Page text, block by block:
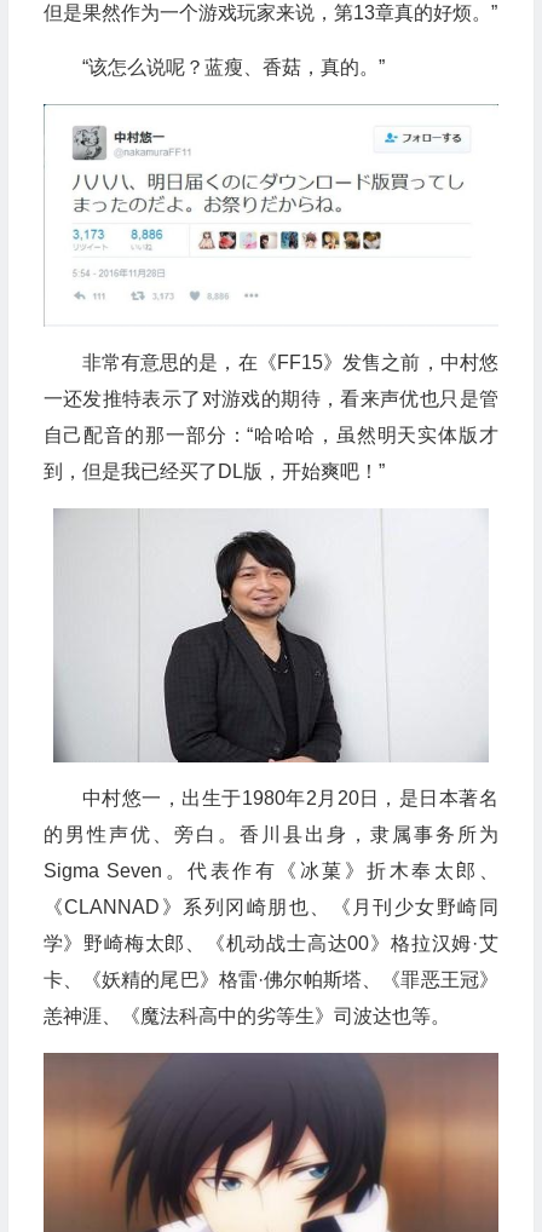
但是果然作为一个游戏玩家来说，第13章真的好烦。”
“该怎么说呢？蓝瘦、香菇，真的。”
非常有意思的是，在《FF15》发售之前，中村悠
一还发推特表示了对游戏的期待，看来声优也只是管
自己配音的那一部分：“哈哈哈，虽然明天实体版才
到，但是我已经买了DL版，开始爽吧！”
中村悠一，出生于1980年2月20日，是日本著名
的男性声优、旁白。香川县出身，隶属事务所为
Sigma Seven。代表作有《冰菓》折木奉太郎、
《CLANNAD》系列冈崎朋也、《月刊少女野崎同
学》野崎梅太郎、《机动战士高达00》格拉汉姆·艾
卡、《妖精的尾巴》格雷·佛尔帕斯塔、《罪恶王冠》
恙神涯、《魔法科高中的劣等生》司波达也等。